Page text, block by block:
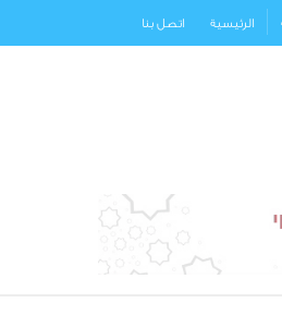
الرئيسية اتصل بنا